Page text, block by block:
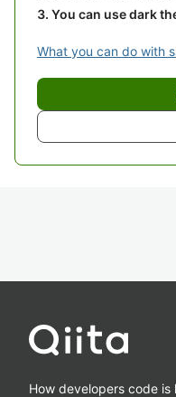
You can use dark
What you can do with
How developers code is